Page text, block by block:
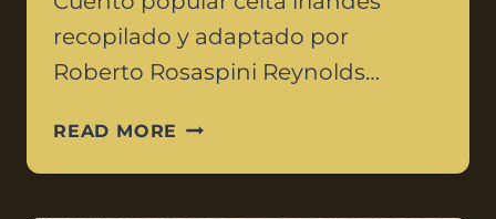
recopilado y adaptado por
Roberto Rosaspini Reynolds…
READ MORE